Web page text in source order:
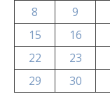
8
9
15
16
22
23
29
30